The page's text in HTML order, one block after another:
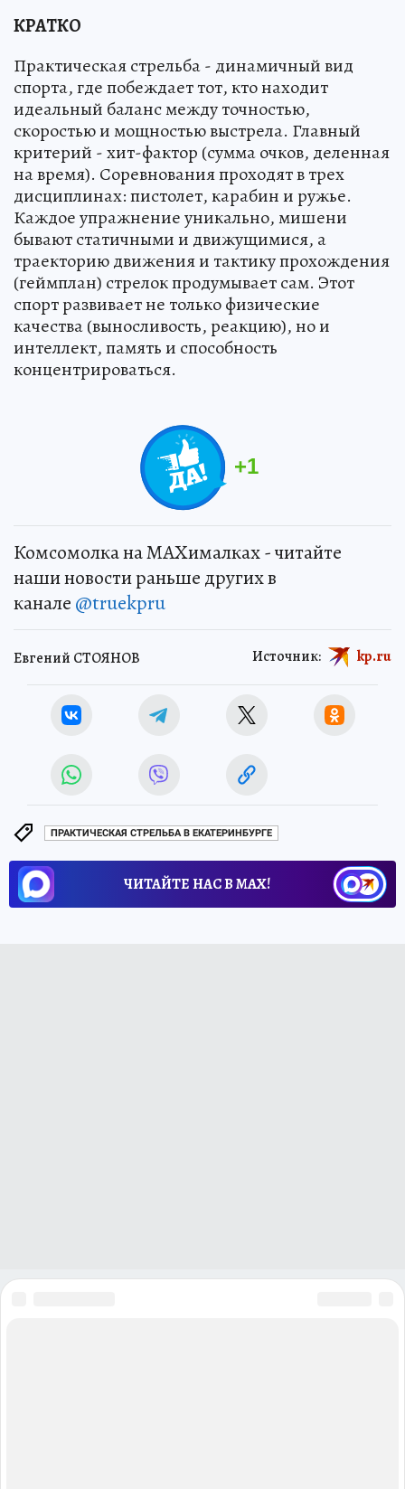
КРАТКО
Практическая стрельба - динамичный вид
спорта, где побеждает тот, кто находит
идеальный баланс между точностью,
скоростью и мощностью выстрела. Главный
критерий - хит-фактор (сумма очков, деленная
на время). Соревнования проходят в трех
дисциплинах: пистолет, карабин и ружье.
Каждое упражнение уникально, мишени
бывают статичными и движущимися, а
траекторию движения и тактику прохождения
(геймплан) стрелок продумывает сам. Этот
спорт развивает не только физические
качества (выносливость, реакцию), но и
интеллект, память и способность
концентрироваться.
+1
Комсомолка на MAXималках - читайте
наши новости раньше других в
канале @truekpru
Евгений СТОЯНОВ Источник: kp.ru
ПРАКТИЧЕСКАЯ СТРЕЛЬБА В ЕКАТЕРИНБУРГЕ
ЧИТАЙТЕ НАС В МАХ!